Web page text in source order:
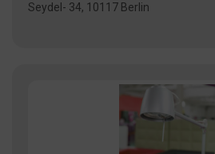
Seydel- 34, 10117 Berlin